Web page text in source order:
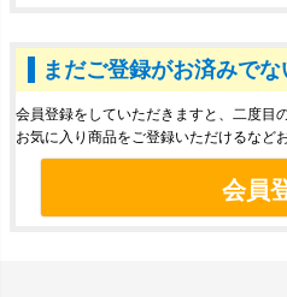
まだご登録がお済みで
会員登録をしていただきますと、二度目
お気に入り商品をご登録いただけるなど
会員